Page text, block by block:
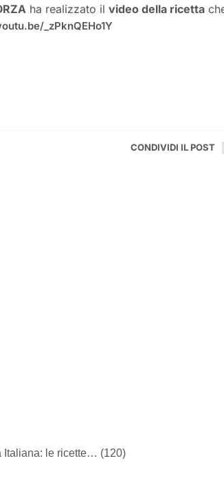
ha realizzato il video della ricetta
_zPknQEHo1Y
CONDIVIDI IL POST
Italiana: le ricette… (120)